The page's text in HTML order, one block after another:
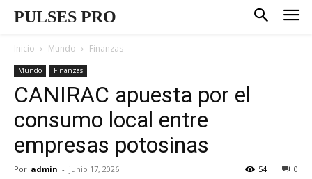
PULSES PRO
Inicio Mundo Finanzas
Mundo Finanzas
CANIRAC apuesta por el
consumo local entre
empresas potosinas
Por admin - junio 17, 2026 0
54